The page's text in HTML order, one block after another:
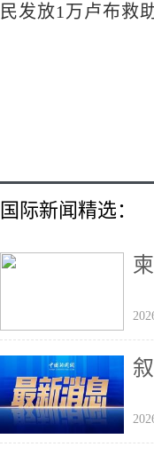
民发放1万卢布救
国际新闻精选：